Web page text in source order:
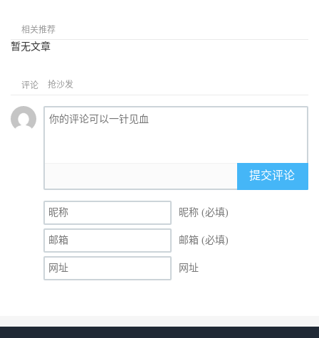
相关推荐
暂无文章
评论 抢沙发
提交评论
昵称 (必填)
邮箱 (必填)
网址